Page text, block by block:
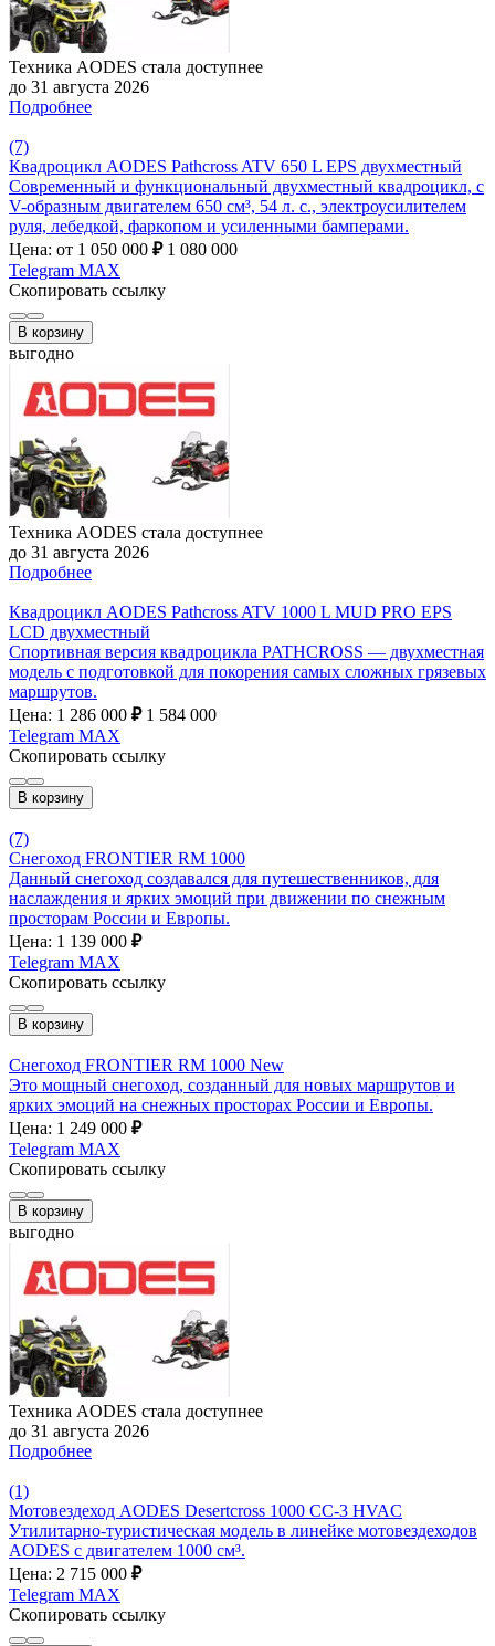
Техника AODES стала доступнее
до 31 августа 2026
Подробнее
(7)
Квадроцикл AODES Pathcross ATV 650 L EPS двухместный
Современный и функциональный двухместный квадроцикл, с
V-образным двигателем 650 см³, 54 л. с., электроусилителем
руля, лебедкой, фаркопом и усиленными бамперами.
Цена: от 1 050 000 ₽ 1 080 000
Telegram MAX
Скопировать ссылку
В корзину
выгодно
Техника AODES стала доступнее
до 31 августа 2026
Подробнее
Квадроцикл AODES Pathcross ATV 1000 L MUD PRO EPS
LCD двухместный
Спортивная версия квадроцикла PATHCROSS — двухместная
модель с подготовкой для покорения самых сложных грязевых
маршрутов.
Цена: 1 286 000 ₽ 1 584 000
Telegram MAX
Скопировать ссылку
В корзину
(7)
Снегоход FRONTIER RM 1000
Данный снегоход создавался для путешественников, для
наслаждения и ярких эмоций при движении по снежным
просторам России и Европы.
Цена: 1 139 000 ₽
Telegram MAX
Скопировать ссылку
В корзину
Снегоход FRONTIER RM 1000 New
Это мощный снегоход, созданный для новых маршрутов и
ярких эмоций на снежных просторах России и Европы.
Цена: 1 249 000 ₽
Telegram MAX
Скопировать ссылку
В корзину
выгодно
Техника AODES стала доступнее
до 31 августа 2026
Подробнее
(1)
Мотовездеход AODES Desertcross 1000 CC-3 HVAC
Утилитарно-туристическая модель в линейке мотовездеходов
AODES с двигателем 1000 см³.
Цена: 2 715 000 ₽
Telegram MAX
Скопировать ссылку